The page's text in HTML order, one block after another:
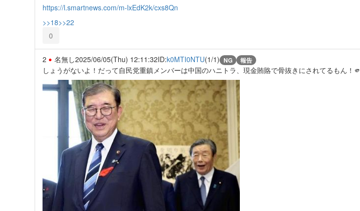
https://l.smartnews.com/m-lxEdK2k/cxs8Qn
>>18>>22
0
2 名無し2025/06/05(Thu) 12:11:32ID:k0MTI0NTU(1/1) NG 報告
しょうがないよ！だって自民党重鎮メンバーは中国のハニトラ、現金賄賂で骨抜きにされてるもん！🫵